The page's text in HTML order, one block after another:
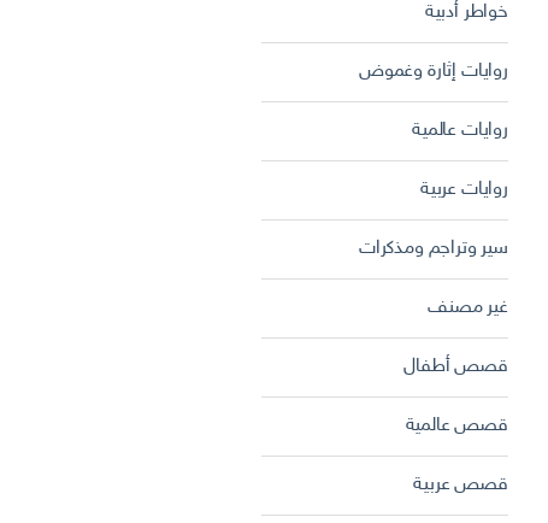
خواطر أدبية
روايات إثارة وغموض
روايات عالمية
روايات عربية
سير وتراجم ومذكرات
غير مصنف
قصص أطفال
قصص عالمية
قصص عربية